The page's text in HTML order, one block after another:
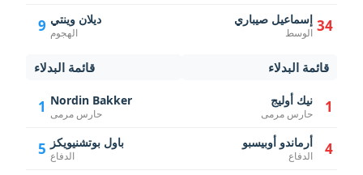
9 ديلان وينتي
الهجوم
قائمة البدلاء
1 Nordin Bakker
حارس مرمى
5 باول بوتشنيويكز
الدفاع
34 إسماعيل صيباري
الوسط
قائمة البدلاء
1 نيك أوليج
حارس مرمى
4 أرماندو أوبيسبو
الدفاع